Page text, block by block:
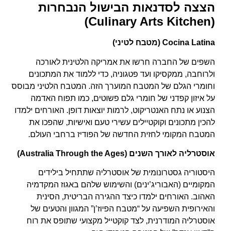
הצצה לסדנאות הבישול הנבחרות
(Culinary Arts Kitchen)
Cocina Latina (מטבח לטיני)
השפים של החברה חרשו את אמריקה הלטינית לאורכה
ולרוחבה, ממקסיקו ועד פטגוניה, כדי ללמוד את המתכונים
וחומרי הגלם של המטבח המוערך הזה. המטבח הלטיני מבוסס
על איזון קפדני של חומרי גלם פשוטים, כמו תפוח האדמה
הצנוע או נתח האנטריקוט, לרמות יוצאות דופן. האורחים ילמדו
להכין מתכונים וקוקטיילים עשירי טעם ואישיות, שהפכו את
המטבח המקומי לחזית החדשה של הפודיז ברחבי העולם.
אוסטרליה לאורך השנים (Australia Through the Ages)
היסטוריה גסטרונומית של אוסטרליה שתתחיל בילידים
המקומיים (האבוריג’ינים) והשימוש שלהם באגוז המקדמיה
האהוב. האורחים ילמדו כיצד ההגירה הבריטית, הסינית
והאירופית השפיעה על “מטבח הפיוז’ן” המגוון והטעים של
אוסטרליה המודרנית, לצד קוקטייל מקצועי שתופס את רוח